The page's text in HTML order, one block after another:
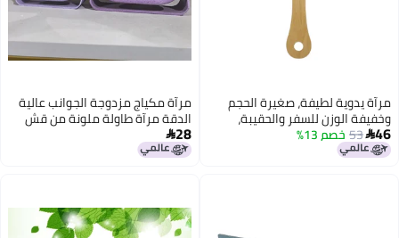
مرآة مكياج مزدوجة الجوانب عالية
الدقة مرآة طاولة ملونة من قش
القمح مرآة قابلة للطي كبيرة
مربعة مرآة الأميرة
28